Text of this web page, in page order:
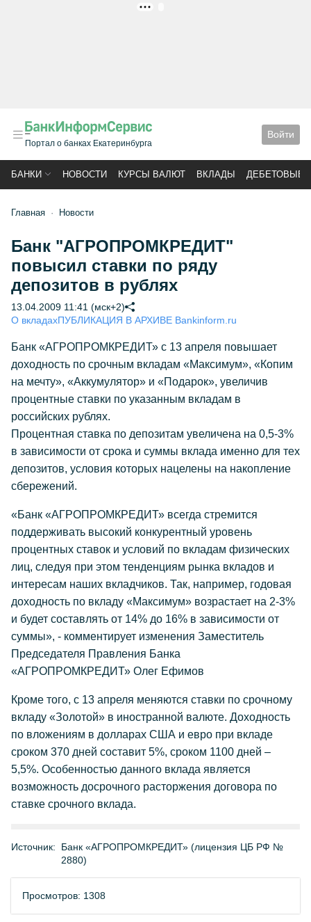
Портал о банках Екатеринбурга
Войти
БАНКИ НОВОСТИ КУРСЫ ВАЛЮТ ВКЛАДЫ ДЕБЕТОВЫЕ
Главная Новости
Банк "АГРОПРОМКРЕДИТ"
повысил ставки по ряду
депозитов в рублях
13.04.2009 11:41 (мск+2)
О вкладахПУБЛИКАЦИЯ В АРХИВЕ Bankinform.ru
Банк «АГРОПРОМКРЕДИТ» с 13 апреля повышает
доходность по срочным вкладам «Максимум», «Копим
на мечту», «Аккумулятор» и «Подарок», увеличив
процентные ставки по указанным вкладам в
российских рублях.
Процентная ставка по депозитам увеличена на 0,5-3%
в зависимости от срока и суммы вклада именно для тех
депозитов, условия которых нацелены на накопление
сбережений.
«Банк «АГРОПРОМКРЕДИТ» всегда стремится
поддерживать высокий конкурентный уровень
процентных ставок и условий по вкладам физических
лиц, следуя при этом тенденциям рынка вкладов и
интересам наших вкладчиков. Так, например, годовая
доходность по вкладу «Максимум» возрастает на 2-3%
и будет составлять от 14% до 16% в зависимости от
суммы», - комментирует изменения Заместитель
Председателя Правления Банка
«АГРОПРОМКРЕДИТ» Олег Ефимов
Кроме того, с 13 апреля меняются ставки по срочному
вкладу «Золотой» в иностранной валюте. Доходность
по вложениям в долларах США и евро при вкладе
сроком 370 дней составит 5%, сроком 1100 дней –
5,5%. Особенностью данного вклада является
возможность досрочного расторжения договора по
ставке срочного вклада.
Источник:
Банк «АГРОПРОМКРЕДИТ» (лицензия ЦБ РФ №
2880)
Просмотров: 1308